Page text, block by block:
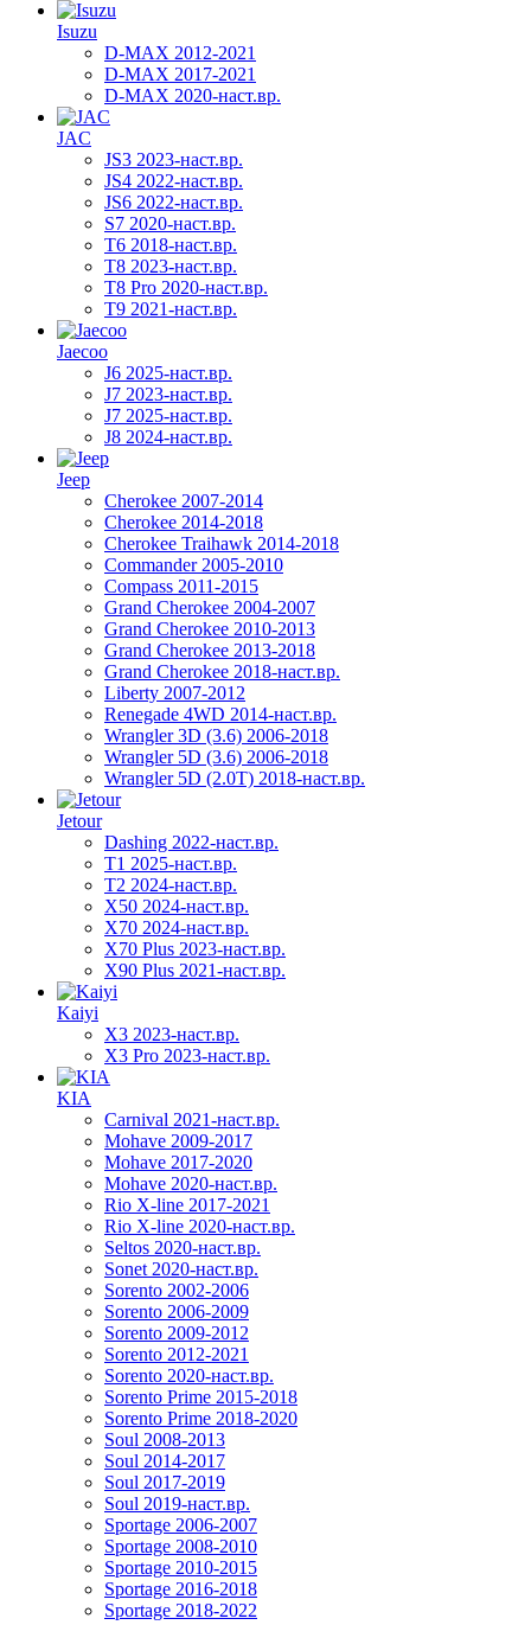
Isuzu
D-MAX 2012-2021
D-MAX 2017-2021
D-MAX 2020-наст.вр.
JAC
JS3 2023-наст.вр.
JS4 2022-наст.вр.
JS6 2022-наст.вр.
S7 2020-наст.вр.
T6 2018-наст.вр.
T8 2023-наст.вр.
T8 Pro 2020-наст.вр.
T9 2021-наст.вр.
Jaecoo
J6 2025-наст.вр.
J7 2023-наст.вр.
J7 2025-наст.вр.
J8 2024-наст.вр.
Jeep
Cherokee 2007-2014
Cherokee 2014-2018
Cherokee Traihawk 2014-2018
Commander 2005-2010
Compass 2011-2015
Grand Cherokee 2004-2007
Grand Cherokee 2010-2013
Grand Cherokee 2013-2018
Grand Cherokee 2018-наст.вр.
Liberty 2007-2012
Renegade 4WD 2014-наст.вр.
Wrangler 3D (3.6) 2006-2018
Wrangler 5D (3.6) 2006-2018
Wrangler 5D (2.0T) 2018-наст.вр.
Jetour
Dashing 2022-наст.вр.
T1 2025-наст.вр.
T2 2024-наст.вр.
X50 2024-наст.вр.
X70 2024-наст.вр.
X70 Plus 2023-наст.вр.
X90 Plus 2021-наст.вр.
Kaiyi
X3 2023-наст.вр.
X3 Pro 2023-наст.вр.
KIA
Carnival 2021-наст.вр.
Mohave 2009-2017
Mohave 2017-2020
Mohave 2020-наст.вр.
Rio X-line 2017-2021
Rio X-line 2020-наст.вр.
Seltos 2020-наст.вр.
Sonet 2020-наст.вр.
Sorento 2002-2006
Sorento 2006-2009
Sorento 2009-2012
Sorento 2012-2021
Sorento 2020-наст.вр.
Sorento Prime 2015-2018
Sorento Prime 2018-2020
Soul 2008-2013
Soul 2014-2017
Soul 2017-2019
Soul 2019-наст.вр.
Sportage 2006-2007
Sportage 2008-2010
Sportage 2010-2015
Sportage 2016-2018
Sportage 2018-2022